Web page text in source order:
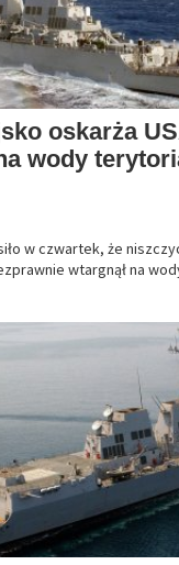
oskarża
wody
w czwartek, że
wtargnął na